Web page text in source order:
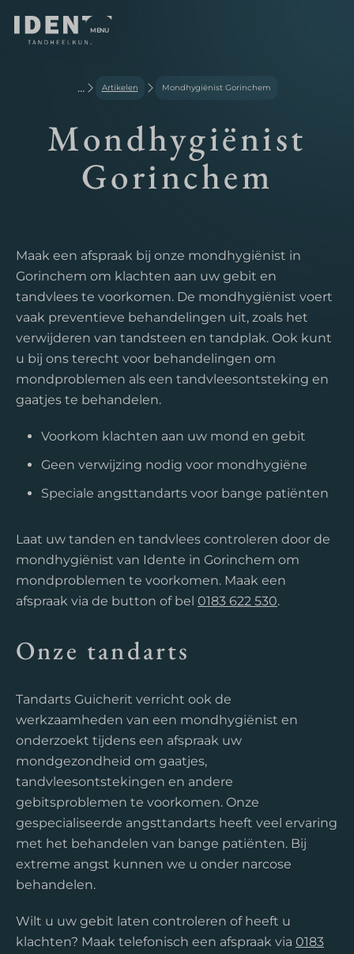
MENU
... Artikelen Mondhygiënist Gorinchem
Mondhygiënist
Gorinchem
Maak een afspraak bij onze mondhygiënist in
Gorinchem om klachten aan uw gebit en
tandvlees te voorkomen. De mondhygiënist voert
vaak preventieve behandelingen uit, zoals het
verwijderen van tandsteen en tandplak. Ook kunt
u bij ons terecht voor behandelingen om
mondproblemen als een tandvleesontsteking en
gaatjes te behandelen.
Voorkom klachten aan uw mond en gebit
Geen verwijzing nodig voor mondhygiëne
Speciale angsttandarts voor bange patiënten
Laat uw tanden en tandvlees controleren door de
mondhygiënist van Idente in Gorinchem om
mondproblemen te voorkomen. Maak een
afspraak via de button of bel 0183 622 530.
Onze tandarts
Tandarts Guicherit verricht ook de
werkzaamheden van een mondhygiënist en
onderzoekt tijdens een afspraak uw
mondgezondheid om gaatjes,
tandvleesontstekingen en andere
gebitsproblemen te voorkomen. Onze
gespecialiseerde angsttandarts heeft veel ervaring
met het behandelen van bange patiënten. Bij
extreme angst kunnen we u onder narcose
behandelen.
Wilt u uw gebit laten controleren of heeft u
klachten? Maak telefonisch een afspraak via 0183